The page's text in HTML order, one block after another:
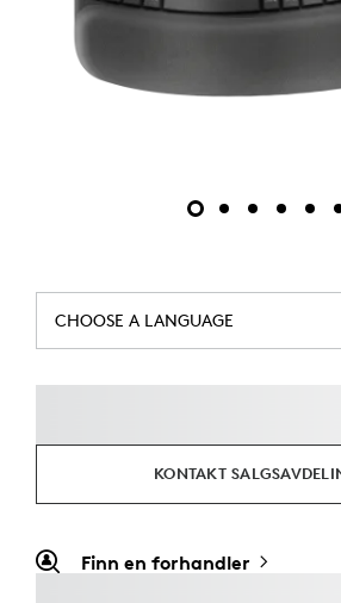
CHOOSE A LANGUAGE
KONTAKT
Finn en forhandler